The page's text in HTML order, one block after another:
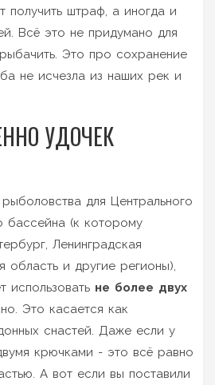
получить штраф, а иногда и
Всё это не придумано для
Это про сохранение
не исчезла из наших рек и
УДОЧЕК
для Центрального
бассейна (к которому
Ленинградская
область и другие регионы),
не более двух
Это касается как
снастей. Даже если у
крючками - это всё равно
А вот если вы поставили